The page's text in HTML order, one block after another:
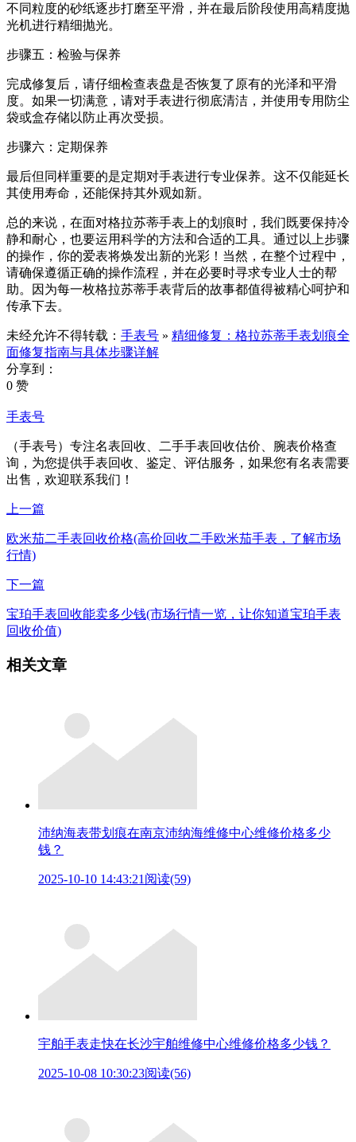
不同粒度的砂纸逐步打磨至平滑，并在最后阶段使用高精度抛
光机进行精细抛光。
步骤五：检验与保养
完成修复后，请仔细检查表盘是否恢复了原有的光泽和平滑
度。如果一切满意，请对手表进行彻底清洁，并使用专用防尘
袋或盒存储以防止再次受损。
步骤六：定期保养
最后但同样重要的是定期对手表进行专业保养。这不仅能延长
其使用寿命，还能保持其外观如新。
总的来说，在面对格拉苏蒂手表上的划痕时，我们既要保持冷
静和耐心，也要运用科学的方法和合适的工具。通过以上步骤
的操作，你的爱表将焕发出新的光彩！当然，在整个过程中，
请确保遵循正确的操作流程，并在必要时寻求专业人士的帮
助。因为每一枚格拉苏蒂手表背后的故事都值得被精心呵护和
传承下去。
未经允许不得转载： 手表号 » 精细修复：格拉苏蒂手表划痕全
面修复指南与具体步骤详解
分享到：
0 赞
手表号
（手表号）专注名表回收、二手手表回收估价、腕表价格查
询，为您提供手表回收、鉴定、评估服务，如果您有名表需要
出售，欢迎联系我们！
上一篇
欧米茄二手表回收价格(高价回收二手欧米茄手表，了解市场
行情)
下一篇
宝珀手表回收能卖多少钱(市场行情一览，让你知道宝珀手表
回收价值)
相关文章
沛纳海表带划痕在南京沛纳海维修中心维修价格多少
钱？
2025-10-10 14:43:21 阅读(59)
宇舶手表走快在长沙宇舶维修中心维修价格多少钱？
2025-10-08 10:30:23阅读(56)